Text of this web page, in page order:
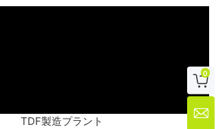
TDF製造プラント

0
